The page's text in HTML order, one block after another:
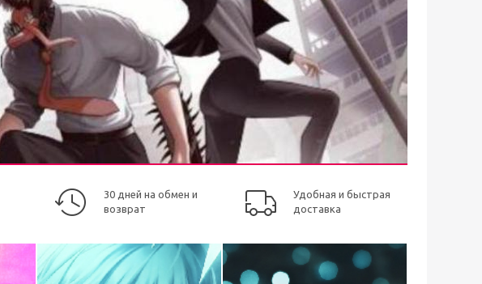
30 дней на обмен и
возврат
Удобная и быстрая
доставка